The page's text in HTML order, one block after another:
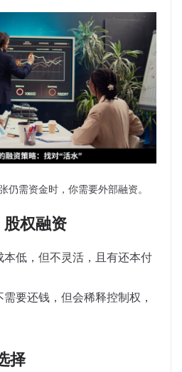
仍需资金时，你需要外部融资。
权融资
本低，但不灵活，且有还本付
需要还钱，但会稀释控制权，
择